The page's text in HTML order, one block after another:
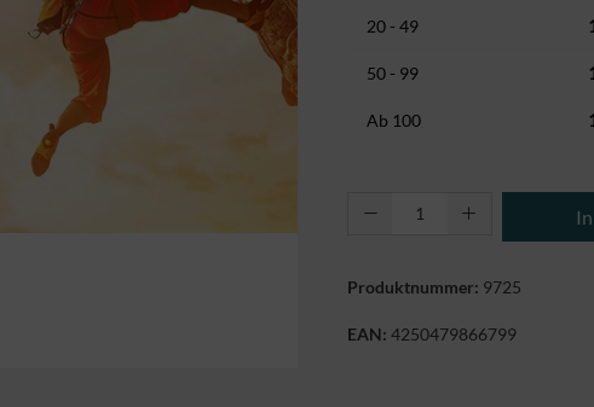
20 - 49
50 - 99
Ab 100
Produkt Anzahl:
Produktnummer: 9725
EAN: 4250479866799